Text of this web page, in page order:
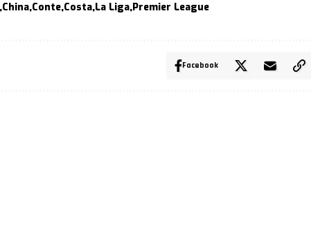
China Conte Costa La Liga Premier League
Facebook